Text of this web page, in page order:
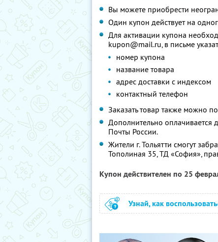
Вы можете приобрести
Один купон действует на
Для активации купона
kupon@mail.ru, в письме
номер купона
название товара
адрес доставки с индексом
контактный телефон
Заказать товар также можно
Дополнительно оплачивается
Почты России.
Жители г. Тольятти смогут
Тополиная 35, ТД «София»,
Купон действителен по 25
Узнай, как